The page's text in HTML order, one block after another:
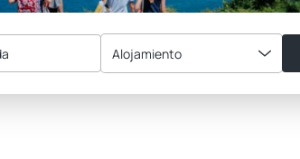
Alojamiento